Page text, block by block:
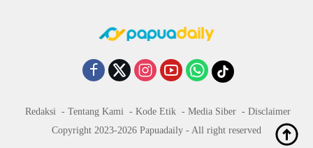
Redaksi Tentang Kami Kode Etik Media Siber
Disclaimer
Copyright 2023-2026 Papuadaily - All right reserved